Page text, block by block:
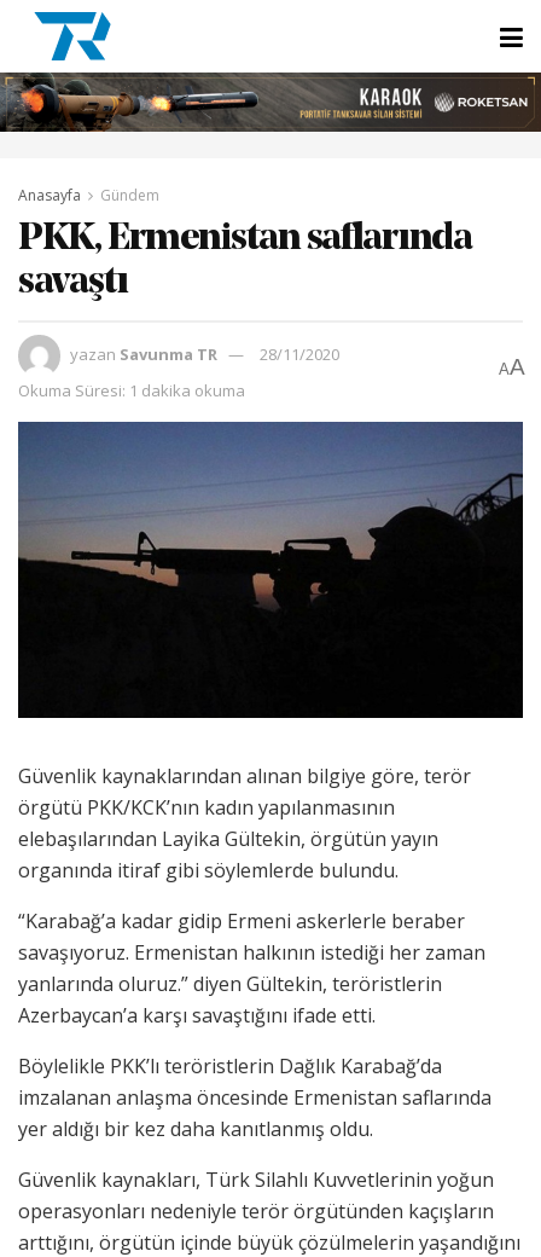
Anasayfa Gündem
PKK, Ermenistan saflarında
savaştı
yazan Savunma TR
28/11/2020
Okuma Süresi: 1 dakika okuma
AA
Güvenlik kaynaklarından alınan bilgiye göre, terör
örgütü PKK/KCK’nın kadın yapılanmasının
elebaşılarından Layika Gültekin, örgütün yayın
organında itiraf gibi söylemlerde bulundu.
“Karabağ’a kadar gidip Ermeni askerlerle beraber
savaşıyoruz. Ermenistan halkının istediği her zaman
yanlarında oluruz.” diyen Gültekin, teröristlerin
Azerbaycan’a karşı savaştığını ifade etti.
Böylelikle PKK’lı teröristlerin Dağlık Karabağ’da
imzalanan anlaşma öncesinde Ermenistan saflarında
yer aldığı bir kez daha kanıtlanmış oldu.
Güvenlik kaynakları, Türk Silahlı Kuvvetlerinin yoğun
operasyonları nedeniyle terör örgütünden kaçışların
arttığını, örgütün içinde büyük çözülmelerin yaşandığını